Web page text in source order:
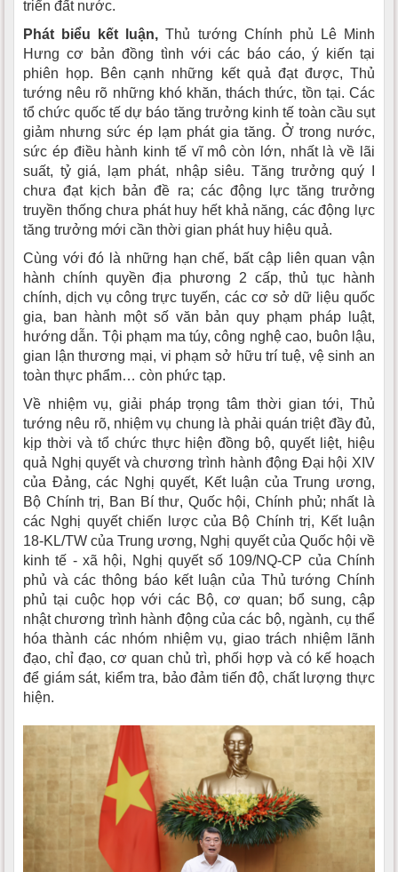
triển đất nước.
Phát biểu kết luận, Thủ tướng Chính phủ Lê Minh
Hưng cơ bản đồng tình với các báo cáo, ý kiến tại
phiên họp. Bên cạnh những kết quả đạt được, Thủ
tướng nêu rõ những khó khăn, thách thức, tồn tại. Các
tổ chức quốc tế dự báo tăng trưởng kinh tế toàn cầu sụt
giảm nhưng sức ép lạm phát gia tăng. Ở trong nước,
sức ép điều hành kinh tế vĩ mô còn lớn, nhất là về lãi
suất, tỷ giá, lạm phát, nhập siêu. Tăng trưởng quý I
chưa đạt kịch bản đề ra; các động lực tăng trưởng
truyền thống chưa phát huy hết khả năng, các động lực
tăng trưởng mới cần thời gian phát huy hiệu quả.
Cùng với đó là những hạn chế, bất cập liên quan vận
hành chính quyền địa phương 2 cấp, thủ tục hành
chính, dịch vụ công trực tuyến, các cơ sở dữ liệu quốc
gia, ban hành một số văn bản quy phạm pháp luật,
hướng dẫn. Tội phạm ma túy, công nghệ cao, buôn lậu,
gian lận thương mại, vi phạm sở hữu trí tuệ, vệ sinh an
toàn thực phẩm… còn phức tạp.
Về nhiệm vụ, giải pháp trọng tâm thời gian tới, Thủ
tướng nêu rõ, nhiệm vụ chung là phải quán triệt đầy đủ,
kịp thời và tổ chức thực hiện đồng bộ, quyết liệt, hiệu
quả Nghị quyết và chương trình hành động Đại hội XIV
của Đảng, các Nghị quyết, Kết luận của Trung ương,
Bộ Chính trị, Ban Bí thư, Quốc hội, Chính phủ; nhất là
các Nghị quyết chiến lược của Bộ Chính trị, Kết luận
18-KL/TW của Trung ương, Nghị quyết của Quốc hội về
kinh tế - xã hội, Nghị quyết số 109/NQ-CP của Chính
phủ và các thông báo kết luận của Thủ tướng Chính
phủ tại cuộc họp với các Bộ, cơ quan; bổ sung, cập
nhật chương trình hành động của các bộ, ngành, cụ thể
hóa thành các nhóm nhiệm vụ, giao trách nhiệm lãnh
đạo, chỉ đạo, cơ quan chủ trì, phối hợp và có kế hoạch
để giám sát, kiểm tra, bảo đảm tiến độ, chất lượng thực
hiện.